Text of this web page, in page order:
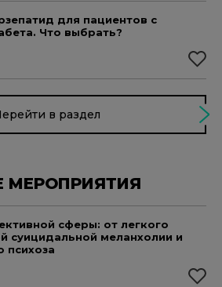
для пациентов с
Что выбрать?
в раздел
сферы: от легкого
суицидальной меланхолии и
психоза